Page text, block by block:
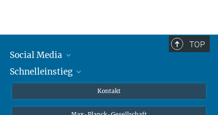
TOP
Social Media
Mastodon
Schnelleinstieg
Kontakt